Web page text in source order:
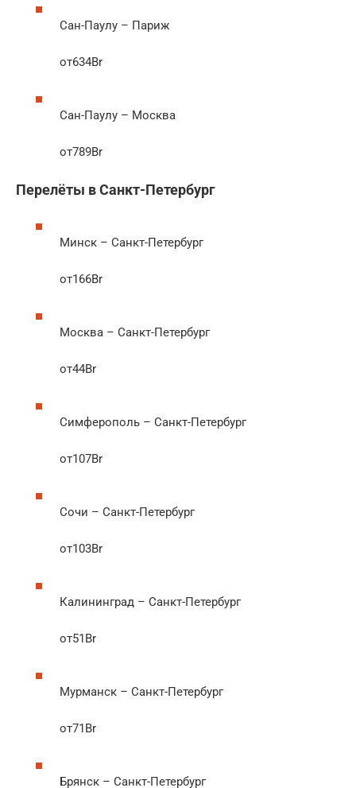
Сан-Паулу – Париж
от634Br
Сан-Паулу – Москва
от789Br
Перелёты в Санкт-Петербург
Минск – Санкт-Петербург
от166Br
Москва – Санкт-Петербург
от44Br
Симферополь – Санкт-Петербург
от107Br
Сочи – Санкт-Петербург
от103Br
Калининград – Санкт-Петербург
от51Br
Мурманск – Санкт-Петербург
от71Br
Брянск – Санкт-Петербург